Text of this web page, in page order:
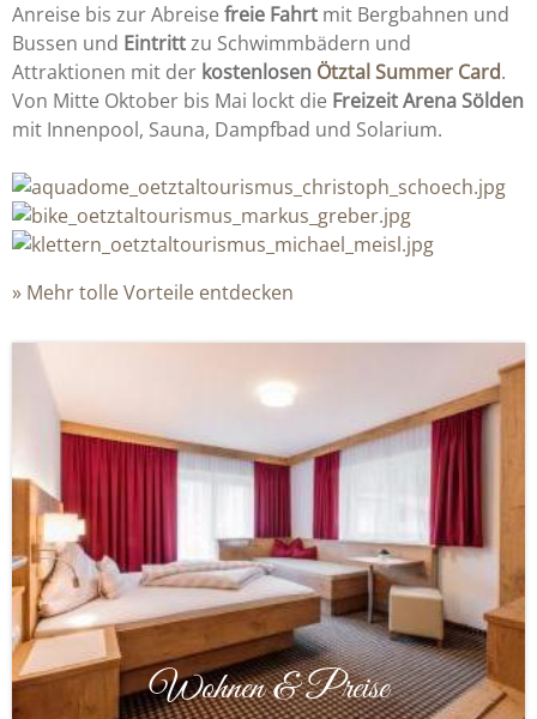
Anreise bis zur Abreise freie Fahrt mit Bergbahnen und
Bussen und Eintrittzu Schwimmbädern und
Attraktionen mit der kostenlosen Ötztal Summer Card.
Von Mitte Oktober bis Mai lockt die Freizeit Arena Sölden
mit Innenpool, Sauna, Dampfbad und Solarium.
Mehr tolle Vorteile entdecken
Wohnen & Preise